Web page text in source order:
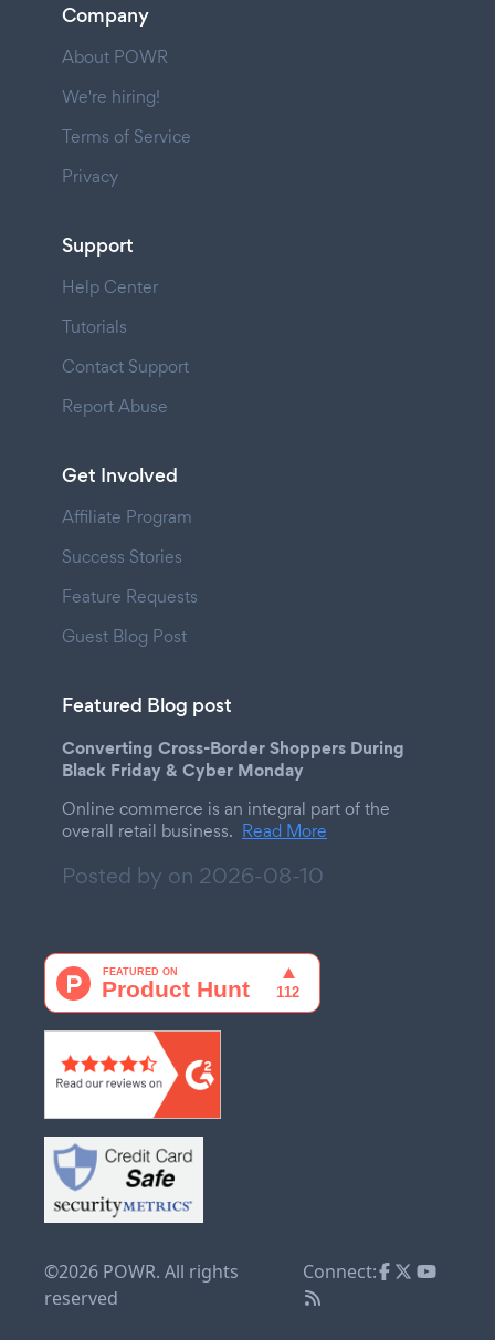
Company
About POWR
We're hiring!
Terms of Service
Privacy
Support
Help Center
Tutorials
Contact Support
Report Abuse
Get Involved
Affiliate Program
Success Stories
Feature Requests
Guest Blog Post
Featured Blog post
Converting Cross-Border Shoppers During
Black Friday & Cyber Monday
Online commerce is an integral part of the
overall retail business. Read More
Posted by on 2026-08-10
©2026 POWR. All rights
reserved
Connect: